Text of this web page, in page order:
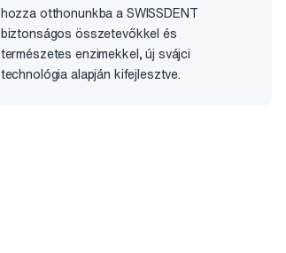
hozza otthonunkba a SWISSDENT
biztonságos összetevőkkel és
természetes enzimekkel, új svájci
technológia alapján kifejlesztve.